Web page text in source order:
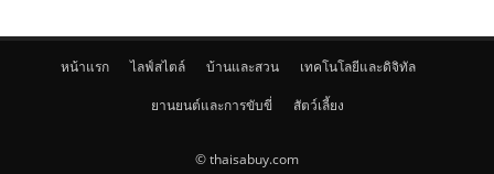
หน้าแรก ไลฟ์สไตล์ บ้านและสวน เทคโนโลยีและดิจิทัล
ยานยนต์และการขับขี่ สัตว์เลี้ยง
© thaisabuy.com